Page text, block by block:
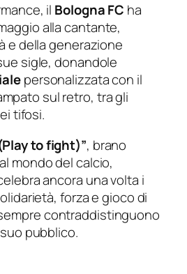
il Bologna FC ha
alla cantante,
e della generazione
sigle, donandole
personalizzata con il
sul retro, tra gli
tifosi.
to fight)”, brano
mondo del calcio,
ancora una volta i
forza e gioco di
contraddistinguono
pubblico.